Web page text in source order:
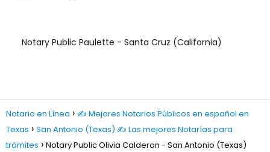
Notary Public Paulette - Santa Cruz (California)
Notario en Línea
✍️ Mejores Notarios Públicos en español en
Texas
San Antonio (Texas) ✍️ Las mejores Notarías para
trámites
Notary Public Olivia Calderon - San Antonio (Texas)